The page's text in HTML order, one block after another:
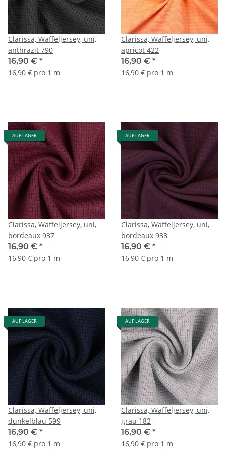
Clarissa, Waffeljersey, uni,
anthrazit 790
16,90 € *
16,90 € pro 1 m
Clarissa, Waffeljersey, uni,
apricot 422
16,90 € *
16,90 € pro 1 m
AUF LAGER
Clarissa, Waffeljersey, uni,
bordeaux 937
16,90 € *
16,90 € pro 1 m
AUF LAGER
Clarissa, Waffeljersey, uni,
bordeaux 938
16,90 € *
16,90 € pro 1 m
AUF LAGER
Clarissa, Waffeljersey, uni,
dunkelblau 599
16,90 € *
16,90 € pro 1 m
AUF LAGER
Clarissa, Waffeljersey, uni,
grau 182
16,90 € *
16,90 € pro 1 m